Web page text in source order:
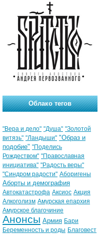
Облако тегов
"Вера и дело" "Душа" "Золотой
витязь" "Ландыши" "Образ и
подобие" "Поделись
Рождеством" "Православная
инициатива" "Радость веры"
"Синдром радости" Аборигены
Аборты и демография
Автокатастрофа Аксиос Акция
Алкоголизм Амурская епархия
Амурское благочиние
Анонсы Армия Бари
Беременность и роды Благовест